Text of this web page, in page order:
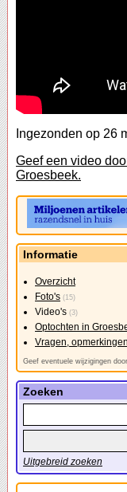
Ingezonden op 26
Geef een video
Groesbeek.
Informatie
Overzicht
Foto's (15)
Video's (3)
Optochten in
Vragen,
Geef eventuele wijzigingen
Zoeken
Uitgebreid zoeken